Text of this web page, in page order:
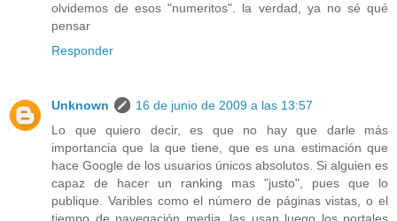
olvidemos de esos "numeritos". la verdad, ya no sé qué
pensar
Responder
Unknown
16 de junio de 2009 a las 13:57
Lo que quiero decir, es que no hay que darle más
importancia que la que tiene, que es una estimación que
hace Google de los usuarios únicos absolutos. Si alguien es
capaz de hacer un ranking mas "justo", pues que lo
publique. Varibles como el número de páginas vistas, o el